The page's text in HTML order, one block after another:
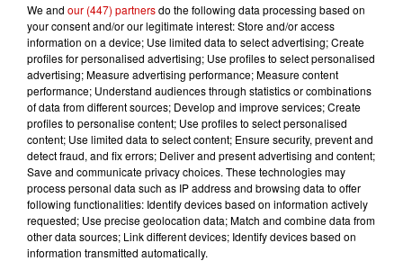
Le Duel - Gagnez vos entrées
pour l'un des zoos de nos
régions !
Destination Vacances - Gagnez
votre séjour en famille au cœur
de la...
We and our (447) partnersdo the following data processing based on
your consent and/or our legitimate interest: Store and/or access
information on a device; Use limited data to select advertising; Create
profiles for personalised advertising; Use profiles to select personalised
advertising; Measure advertising performance; Measure content
performance; Understand audiences through statistics or combinations
of data from different sources; Develop and improve services; Create
profiles to personalise content; Use profiles to select personalised
content; Use limited data to select content; Ensure security, prevent and
detect fraud, and fix errors; Deliver and present advertising and content;
Save and communicate privacy choices. These technologies may
process personal data such as IP address and browsing data to offer
following functionalities: Identify devices based on information actively
requested; Use precise geolocation data; Match and combine data from
other data sources; Link different devices; Identify devices based on
information transmitted automatically.